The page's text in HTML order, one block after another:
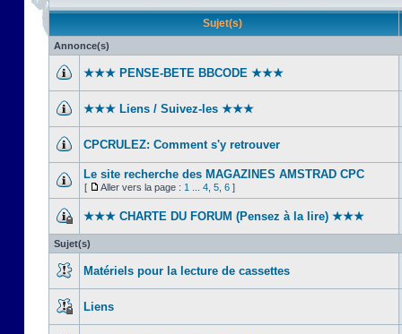
Sujet(s)
Annonce(s)
★★★ PENSE-BETE BBCODE ★★★
★★★ Liens / Suivez-les ★★★
CPCRULEZ: Comment s'y retrouver‎
Le site recherche des MAGAZINES AMSTRAD CPC
[ Aller vers la page : 1 4 5 6 ]
★★★ CHARTE DU FORUM (Pensez à la lire) ★★★
Sujet(s)
Matériels pour la lecture de cassettes
Liens